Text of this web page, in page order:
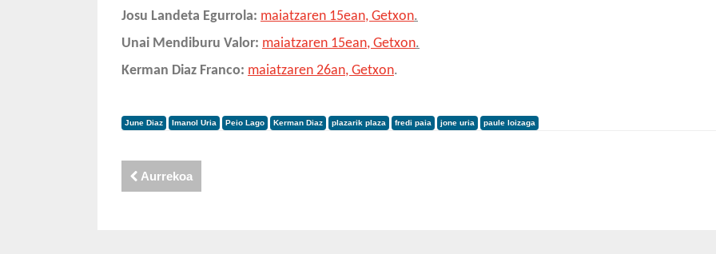
Josu Landeta Egurrola: maiatzaren 15ean, Getxon.
Unai Mendiburu Valor: maiatzaren 15ean, Getxon.
Kerman Diaz Franco: maiatzaren 26an, Getxon.
June Diaz Imanol Uria Peio Lago Kerman Diaz plazarik plaza fredi paia jone uria paule loizaga
Aurrekoa